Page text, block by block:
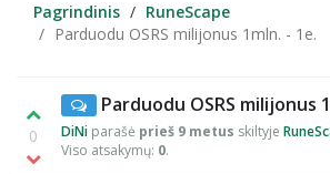
Pagrindinis
RuneScape
Parduodu OSRS milijonus 1mln. - 1e.
0
Parduodu OSRS milijonus
DiNi parašė prieš 9 metus skiltyje
Viso atsakymų: 0.